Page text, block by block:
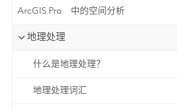
ArcGIS Pro 中的空间分析
地理处理
什么是地理处理？
地理处理词汇